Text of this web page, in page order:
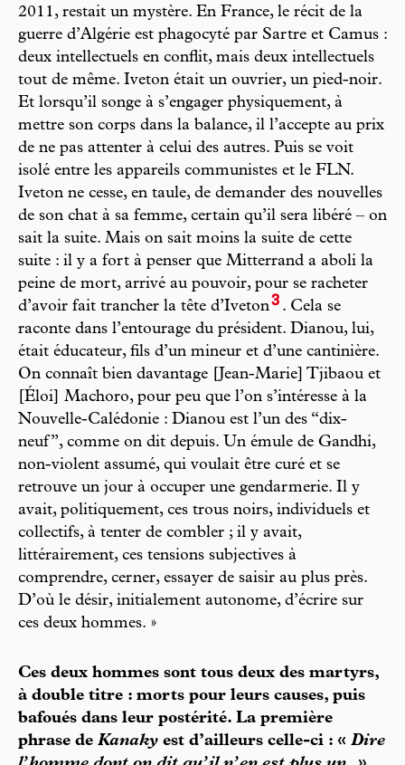
2011, restait un mystère. En France, le récit de la
guerre d’Algérie est phagocyté par Sartre et Camus :
deux intellectuels en conflit, mais deux intellectuels
tout de même. Iveton était un ouvrier, un pied-noir.
Et lorsqu’il songe à s’engager physiquement, à
mettre son corps dans la balance, il l’accepte au prix
de ne pas attenter à celui des autres. Puis se voit
isolé entre les appareils communistes et le FLN.
Iveton ne cesse, en taule, de demander des nouvelles
de son chat à sa femme, certain qu’il sera libéré – on
sait la suite. Mais on sait moins la suite de cette
suite : il y a fort à penser que Mitterrand a aboli la
peine de mort, arrivé au pouvoir, pour se racheter
d’avoir fait trancher la tête d’Iveton3 . Cela se
raconte dans l’entourage du président. Dianou, lui,
était éducateur, fils d’un mineur et d’une cantinière.
On connaît bien davantage [Jean-Marie] Tjibaou et
[Éloi] Machoro, pour peu que l’on s’intéresse à la
Nouvelle-Calédonie : Dianou est l’un des “dix-
neuf”, comme on dit depuis. Un émule de Gandhi,
non-violent assumé, qui voulait être curé et se
retrouve un jour à occuper une gendarmerie. Il y
avait, politiquement, ces trous noirs, individuels et
collectifs, à tenter de combler ; il y avait,
littérairement, ces tensions subjectives à
comprendre, cerner, essayer de saisir au plus près.
D’où le désir, initialement autonome, d’écrire sur
ces deux hommes. »
Ces deux hommes sont tous deux des martyrs,
à double titre : morts pour leurs causes, puis
bafoués dans leur postérité. La première
phrase de Kanaky est d’ailleurs celle-ci : « Dire